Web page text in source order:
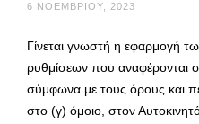
6 ΝΟΕΜΒΡΊΟΥ, 2023
Γίνεται γνωστή η εφαρμογή
ρυθμίσεων που αναφέρονται
σύμφωνα με τους όρους και
στο (γ) όμοιο, στον